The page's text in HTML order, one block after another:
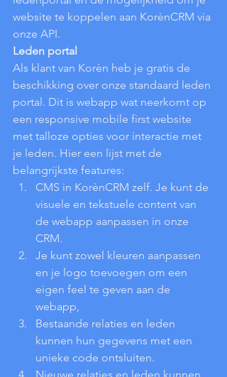
website te koppelen aan KorènCRM via
onze API.
Leden portal
Als klant van Korèn heb je gratis de
beschikking over onze standaard leden
portal. Dit is webapp wat neerkomt op
een responsive mobile first website
met talloze opties voor interactie met
je leden. Hier een lijst met de
belangrijkste features:
CMS in KorènCRM zelf. Je kunt de
visuele en tekstuele content van
de webapp aanpassen in onze
CRM.
Je kunt zowel kleuren aanpassen
en je logo toevoegen om een
eigen feel te geven aan de
webapp,
Bestaande relaties en leden
kunnen hun gegevens met een
unieke code ontsluiten.